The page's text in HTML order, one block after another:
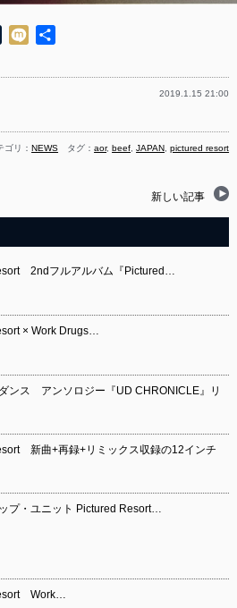
Tumblr
Mixi
2019.1.15 21:00
ゴリ：NEWS タグ：aor,beef,JAPAN,pictured resort
新しい記事
2ndフルアルバム『Pictured…
× Work Drugs…
ダンス アンソロジー『UD CHRONICLE』リ
新曲+再録+リミックス収録の12インチ
プ・ユニット Pictured Resort…
Work…